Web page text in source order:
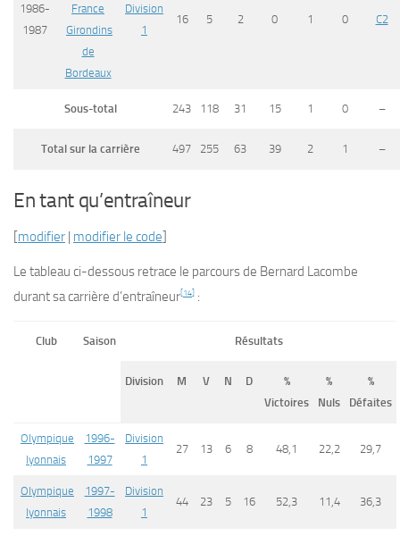
1986-
1987
Girondins
de
Bordeaux
Division
1
16 5 2 0 1 0 C2
Sous-total 243 118 31 15 1 0 –
Total sur la carrière 497 255 63 39 2 1 –
En tant qu’entraîneur
[modifier | modifier le code]
Le tableau ci-dessous retrace le parcours de Bernard Lacombe
durant sa carrière d’entraîneur[14] :
Club Saison Résultats
Division M V N D
%
Victoires
%
Nuls
%
Défaites
Olympique
lyonnais
1996-
1997
Division
1
27 13 6 8 48,1 22,2 29,7
Olympique
lyonnais
1997-
1998
Division
1
44 23 5 16 52,3 11,4 36,3